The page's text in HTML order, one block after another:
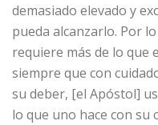
demasiado elevado y
pueda alcanzarlo. Por
requiere más de lo que
siempre que con
su deber, [el Apóstol]
lo que uno hace con su